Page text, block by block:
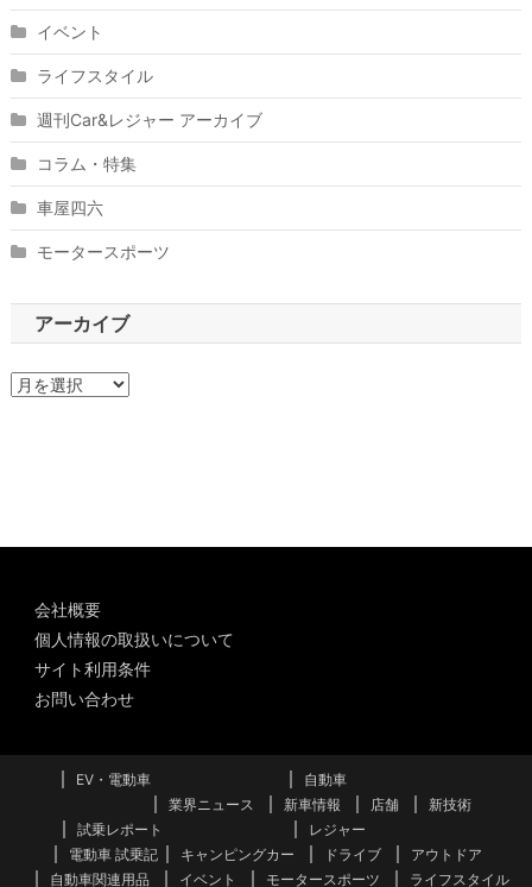
イベント
ライフスタイル
週刊Car&レジャー アーカイブ
コラム・特集
車屋四六
モータースポーツ
アーカイブ
ア
会社概要
個人情報の取扱いについて
サイト利用条件
お問い合わせ
EV・電動車
自動車
業界ニュース
新車情報 店舗
新技術
試乗レポート
電動車 試乗記
レジャー
キャンピングカー
ドライブ
アウトドア
自動車関連用品
イベント モータースポーツ ライフスタイル